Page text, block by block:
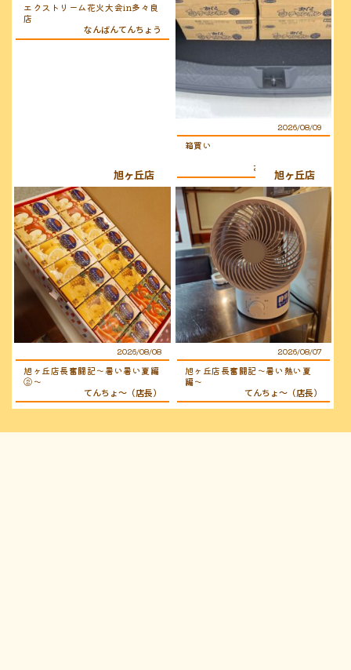
エクストリーム花火大会in多々良
店
なんばんてんちょう
2026/08/09
箱買い
おぐらのおじさん
旭ヶ丘店
2026/08/08
旭ヶ丘店長奮闘記〜暑い暑い夏編
②〜
てんちょ〜（店長）
旭ヶ丘店
2026/08/07
旭ヶ丘店長奮闘記〜暑い熱い夏
編〜
てんちょ〜（店長）